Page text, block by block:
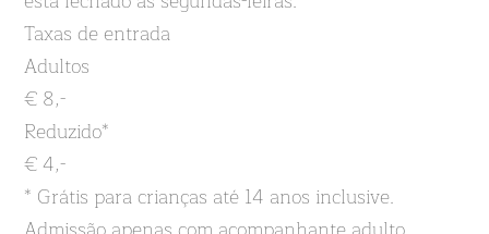
Taxas de entrada
Adultos
€ 8,-
Reduzido*
€ 4,-
* Grátis para crianças até 14 anos inclusive.